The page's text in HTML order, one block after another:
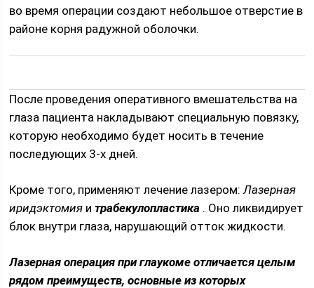
во время операции создают небольшое отверстие в
районе корня радужной оболочки.
После проведения оперативного вмешательства на
глаза пациента накладывают специальную повязку,
которую необходимо будет носить в течение
последующих 3-х дней.
Кроме того, применяют лечение лазером:Лазерная
иридэктомия итрабекулопластика . Оно ликвидирует
блок внутри глаза, нарушающий отток жидкости.
Лазерная операция при глаукоме отличается целым
рядом преимуществ, основные из которых